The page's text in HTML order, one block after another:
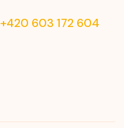
+420 603 172 604